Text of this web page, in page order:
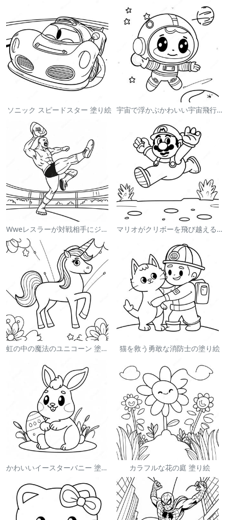
ソニック スピードスター 塗り絵 宇宙で浮かぶかわいい宇宙飛行士 塗り絵
Wweレスラーが対戦相手にジャンプする塗り絵 マリオがクリボーを飛び越える塗り絵
虹の中の魔法のユニコーン 塗り絵 猫を救う勇敢な消防士の塗り絵
かわいいイースターバニー 塗り絵 カラフルな花の庭 塗り絵